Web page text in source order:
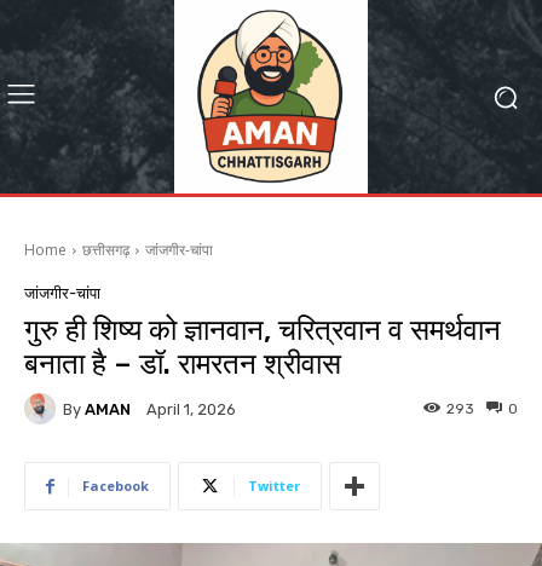
Home छत्तीसगढ़ जांजगीर-चांपा
जांजगीर-चांपा
गुरु ही शिष्य को ज्ञानवान, चरित्रवान व समर्थवान
बनाता है – डॉ. रामरतन श्रीवास
By AMAN April 1, 2026 0
293
Facebook Twitter